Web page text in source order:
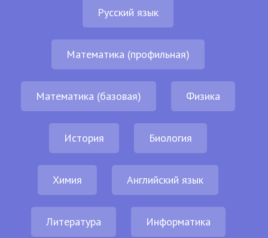
Русский язык
Математика (профильная)
Математика (базовая) Физика
История Биология
Химия Английский язык
Литература Информатика